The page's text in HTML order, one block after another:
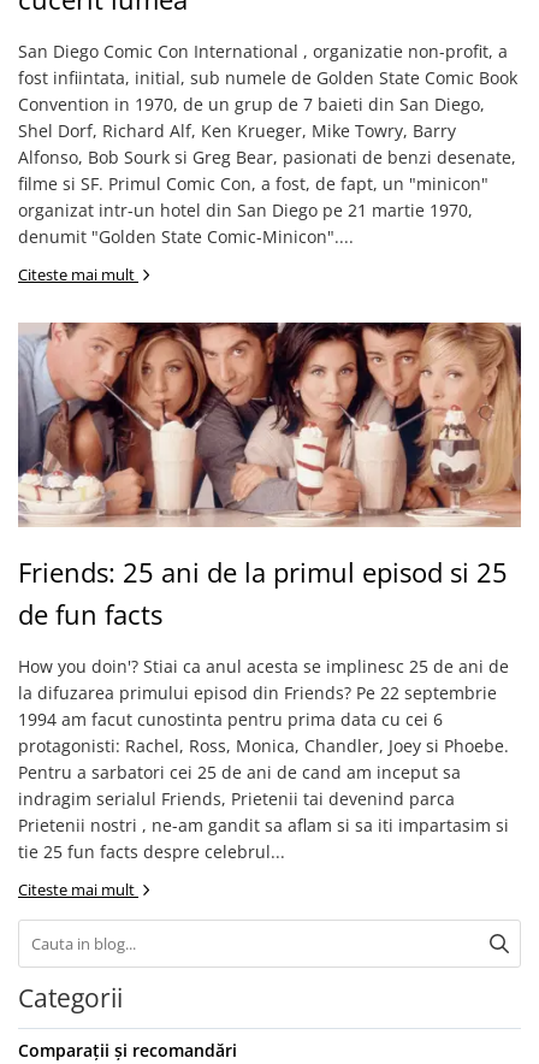
San Diego Comic Con International , organizatie non-profit, a
fost infiintata, initial, sub numele de Golden State Comic Book
Convention in 1970, de un grup de 7 baieti din San Diego,
Shel Dorf, Richard Alf, Ken Krueger, Mike Towry, Barry
Alfonso, Bob Sourk si Greg Bear, pasionati de benzi desenate,
filme si SF. Primul Comic Con, a fost, de fapt, un "minicon"
organizat intr-un hotel din San Diego pe 21 martie 1970,
denumit "Golden State Comic-Minicon"....
Citeste mai mult
Friends: 25 ani de la primul episod si 25
de fun facts
How you doin'? Stiai ca anul acesta se implinesc 25 de ani de
la difuzarea primului episod din Friends? Pe 22 septembrie
1994 am facut cunostinta pentru prima data cu cei 6
protagonisti: Rachel, Ross, Monica, Chandler, Joey si Phoebe.
Pentru a sarbatori cei 25 de ani de cand am inceput sa
indragim serialul Friends, Prietenii tai devenind parca
Prietenii nostri , ne-am gandit sa aflam si sa iti impartasim si
tie 25 fun facts despre celebrul...
Citeste mai mult
Categorii
Comparații și recomandări